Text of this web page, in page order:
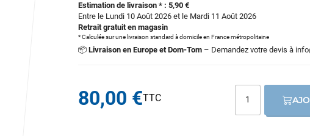
Estimation de livraison * : 5,90 €
Entre le Lundi 10 Août 2026 et le Mardi 11 Août 2026
Retrait gratuit en magasin
* Calculée sur une livraison standard à domicile en France métropolitaine
📦 Livraison en Europe et Dom-Tom – Demandez votre devis à
80,00 €